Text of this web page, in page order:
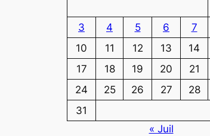
3
4 5 6 7
10
11 12 13 14
17
18 19 20 21
24
25 26 27 28
31
« Juil